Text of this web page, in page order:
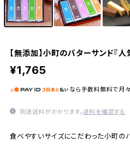
【無添加】小町のバターサンド『人
¥1,765
なら 手数料無料で 月々
別途送料がかかります。送料を確認する
食べやすいサイズにこだわった小町の